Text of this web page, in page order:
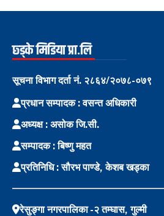
छ्ड्के मिडिया प्रा.लि
सूचना विभाग दर्ता नं. २८६४/२०७८-०७९
प्रधान सम्पादक : वसन्त अधिकारी
अध्यक्ष : असोक जि.सी.
सम्पादक : बिष्णु महत
प्रतिनिधि : सौरभ पाण्डे, केशब खड्का
रेसुङ्गा नगरपालिका -२ तम्घास, गुल्मी